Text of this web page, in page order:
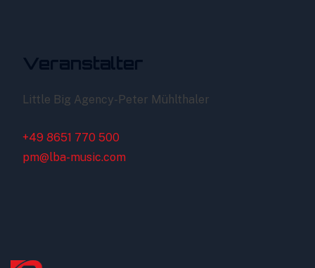
Veranstalter
Little Big Agency-Peter Mühlthaler
+49 8651 770 500
pm@lba-music.com